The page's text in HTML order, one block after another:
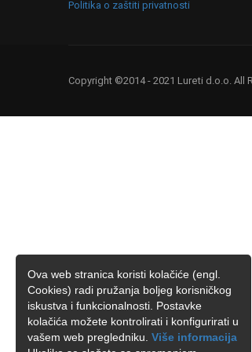
Politika o zaštiti privatnosti
Copyright ©2014 - 2021 Lureti d.o.o. All
Ova web stranica koristi kolačiće (engl.
Cookies) radi pružanja boljeg korisničkog
iskustva i funkcionalnosti. Postavke
kolačića možete kontrolirati i konfigurirati u
vašem web pregledniku. Više informacija